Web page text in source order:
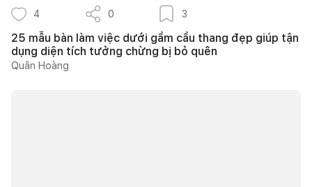
4 0 3
25 mẫu bàn làm việc dưới gầm cầu thang đẹp giúp tận
dụng diện tích tưởng chừng bị bỏ quên
Quân Hoàng